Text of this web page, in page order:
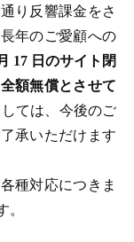
り反響課金をさ
年のご愛顧への
17 日のサイト閉
額無償とさせて
ては、今後のご
承いただけます
種対応につきま
。